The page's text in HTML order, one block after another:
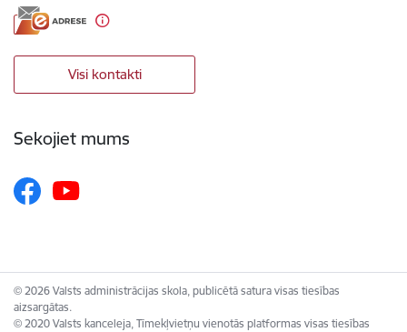
Visi kontakti
Sekojiet mums
© 2026 Valsts administrācijas skola, publicētā satura visas tiesības
aizsargātas.
© 2020 Valsts kanceleja, Tīmekļvietņu vienotās platformas visas tiesības